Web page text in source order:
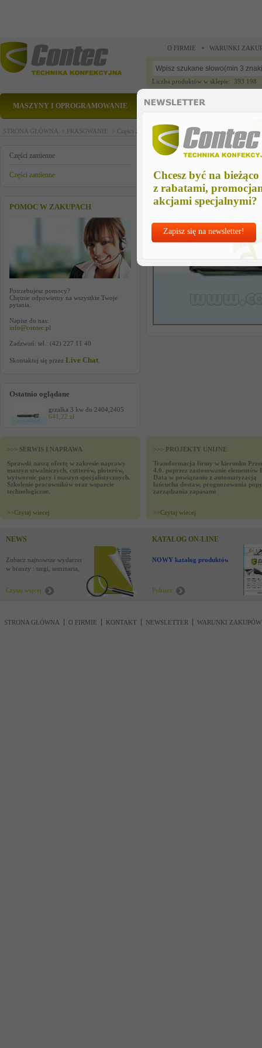
Chcesz być na bieżąco
z rabatami,
akcjami specjalnymi?
Zapisz się na newsletter!
O FIRMIE WARUNKI
Liczba produktów w sklepie: 393 198
MASZYNY I OPROGRAMOWANIE CZĘŚCI ZAMIENNE
STRONA GŁÓWNA > PRASOWANIE > Części zamienne >Części zamienne > grzalka 3
Części zamienne
Części zamienne
POMOC W ZAKUPACH
Potrzebujesz pomocy?
Chętnie odpowiemy na wszystkie Twoje
pytania.
Napisz do nas:
info@contec.pl
Zadzwoń: tel.: (42) 227 11 40
Skontaktuj się przez Live Chat
Ostatnio oglądane
grzalka 3 kw do 2404,2405
641,22 zł
grzalka 3 kw do 2404,2405
>>> SERWIS I NAPRAWA
Sprawdź naszą ofertę w zakresie naprawy
maszyn szwalniczych, cutterów, ploterów,
wytwornic pary i maszyn specjalistycznych.
Szkolenie pracowników oraz wsparcie
technologiczne.
>>Czytaj wiecej
>>> PROJEKTY UNIJNE
Transformacja firmy w kierunku
4.0. poprzez zastosowanie elementów
Data w powiązaniu z automatyzacją
łańcucha dostaw, prognozowania
zarządzania zapasami
>>Czytaj wiecej
NEWS
Zobacz najnowsze wydarzenia
w branży : targi, seminaria,
Czytaj więcej
KATALOG ON-LINE
NOWY katalog produktów !
Pobierz
STRONA GŁÓWNA O FIRMIE KONTAKT NEWSLETTER WARUNKI ZAKUPÓW